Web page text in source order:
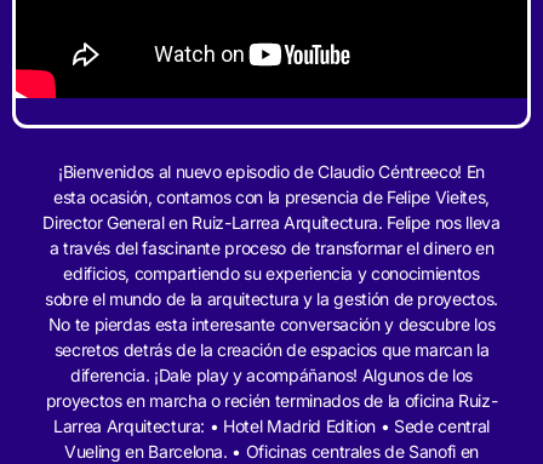
¡Bienvenidos al nuevo episodio de Claudio Céntreeco! En
esta ocasión, contamos con la presencia de Felipe Vieites,
Director General en Ruiz-Larrea Arquitectura. Felipe nos lleva
a través del fascinante proceso de transformar el dinero en
edificios, compartiendo su experiencia y conocimientos
sobre el mundo de la arquitectura y la gestión de proyectos.
No te pierdas esta interesante conversación y descubre los
secretos detrás de la creación de espacios que marcan la
diferencia. ¡Dale play y acompáñanos! Algunos de los
proyectos en marcha o recién terminados de la oficina Ruiz-
Larrea Arquitectura: • Hotel Madrid Edition • Sede central
Vueling en Barcelona. • Oficinas centrales de Sanofi en